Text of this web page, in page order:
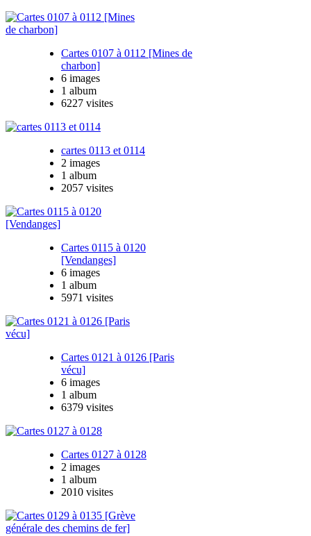
Cartes 0107 à 0112 [Mines de
charbon]
6 images
1 album
6227 visites
cartes 0113 et 0114
2 images
1 album
2057 visites
Cartes 0115 à 0120
[Vendanges]
6 images
1 album
5971 visites
Cartes 0121 à 0126 [Paris
vécu]
6 images
1 album
6379 visites
Cartes 0127 à 0128
2 images
1 album
2010 visites